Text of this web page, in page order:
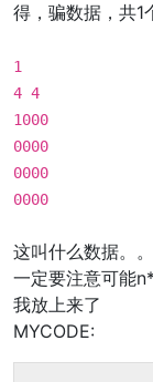
得，骗数据，共1
1
4 4
1000
0000
0000
0000
这叫什么数据。。
一定要注意可能
我放上来了
MYCODE: